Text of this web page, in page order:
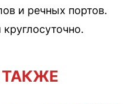
и речных портов.
ТАКЖЕ